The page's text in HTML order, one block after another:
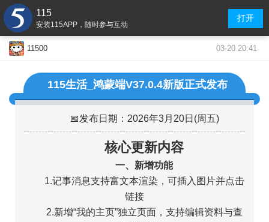
115
安装115APP，随时参与互动
打开
11500 03-20 20:41
115生活_鸿蒙端V37.0.4新版正式发布
📅发布日期：2026年3月20日(周五)
核心更新内容
一、新增功能
1.记事消息支持富文本渲染，可插入图片并点击
链接
2.新增“我的主页”独立页面，支持编辑资料与查